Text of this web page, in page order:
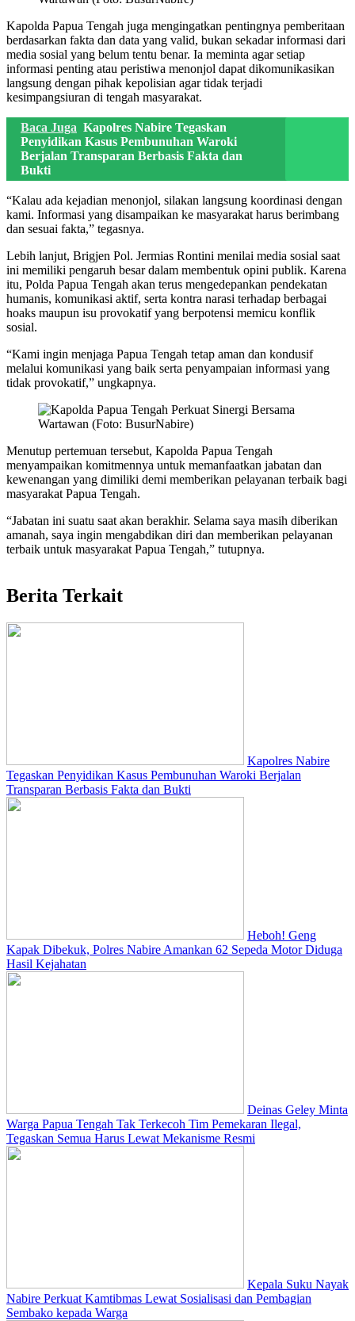
Kapolda Papua Tengah juga mengingatkan pentingnya pemberitaan
berdasarkan fakta dan data yang valid, bukan sekadar informasi dari
media sosial yang belum tentu benar. Ia meminta agar setiap
informasi penting atau peristiwa menonjol dapat dikomunikasikan
langsung dengan pihak kepolisian agar tidak terjadi
kesimpangsiuran di tengah masyarakat.
Baca Juga Kapolres Nabire Tegaskan
Penyidikan Kasus Pembunuhan Waroki
Berjalan Transparan Berbasis Fakta dan
Bukti
“Kalau ada kejadian menonjol, silakan langsung koordinasi dengan
kami. Informasi yang disampaikan ke masyarakat harus berimbang
dan sesuai fakta,” tegasnya.
Lebih lanjut, Brigjen Pol. Jermias Rontini menilai media sosial saat
ini memiliki pengaruh besar dalam membentuk opini publik. Karena
itu, Polda Papua Tengah akan terus mengedepankan pendekatan
humanis, komunikasi aktif, serta kontra narasi terhadap berbagai
hoaks maupun isu provokatif yang berpotensi memicu konflik
sosial.
“Kami ingin menjaga Papua Tengah tetap aman dan kondusif
melalui komunikasi yang baik serta penyampaian informasi yang
tidak provokatif,” ungkapnya.
Menutup pertemuan tersebut, Kapolda Papua Tengah
menyampaikan komitmennya untuk memanfaatkan jabatan dan
kewenangan yang dimiliki demi memberikan pelayanan terbaik bagi
masyarakat Papua Tengah.
“Jabatan ini suatu saat akan berakhir. Selama saya masih diberikan
amanah, saya ingin mengabdikan diri dan memberikan pelayanan
terbaik untuk masyarakat Papua Tengah,” tutupnya.
Berita Terkait
Kapolres Nabire
Tegaskan Penyidikan Kasus Pembunuhan Waroki Berjalan
Transparan Berbasis Fakta dan Bukti
Heboh! Geng
Kapak Dibekuk, Polres Nabire Amankan 62 Sepeda Motor Diduga
Hasil Kejahatan
Deinas Geley Minta
Warga Papua Tengah Tak Terkecoh Tim Pemekaran Ilegal,
Tegaskan Semua Harus Lewat Mekanisme Resmi
Kepala Suku Nayak
Nabire Perkuat Kamtibmas Lewat Sosialisasi dan Pembagian
Sembako kepada Warga